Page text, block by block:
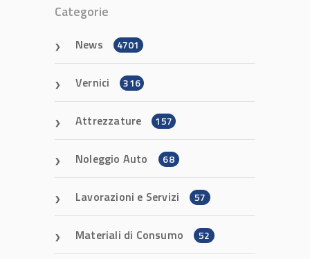
Categorie
News 4701
Vernici 316
Attrezzature 157
Noleggio Auto 68
Lavorazioni e Servizi 57
Materiali di Consumo 52